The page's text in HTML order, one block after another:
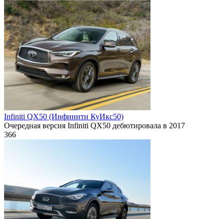
Infiniti QX50 (Инфинити КуИкс50)
Очередная версия Infiniti QX50 дебютировала в 2017
366